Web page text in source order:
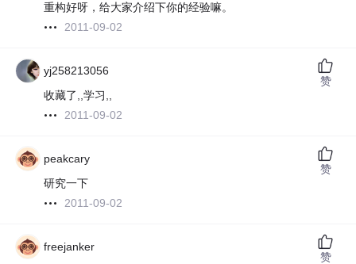
重构好呀，给大家介绍下你的经验嘛。
2011-09-02
yj258213056
收藏了,,学习,,
2011-09-02
赞
peakcary
研究一下
2011-09-02
赞
freejanker
赞